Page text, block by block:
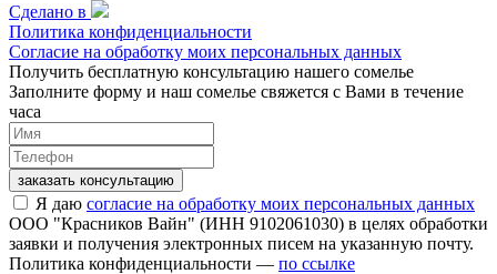
Сделано в
Политика конфиденциальности
Согласие на обработку моих персональных данных
Получить бесплатную консультацию нашего сомелье
Заполните форму и наш сомелье свяжется с Вами в течение
часа
заказать консультацию
Я даю согласие на обработку моих персональных данных
ООО "Красников Вайн" (ИНН 9102061030) в целях обработки
заявки и получения электронных писем на указанную почту.
Политика конфиденциальности — по ссылке